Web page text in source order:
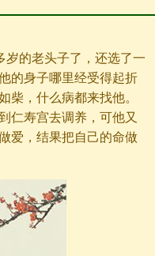
岁的老头子了，还选了一
的身子哪里经受得起折
柴，什么病都来找他。
仁寿宫去调养，可他又
爱，结果把自己的命做